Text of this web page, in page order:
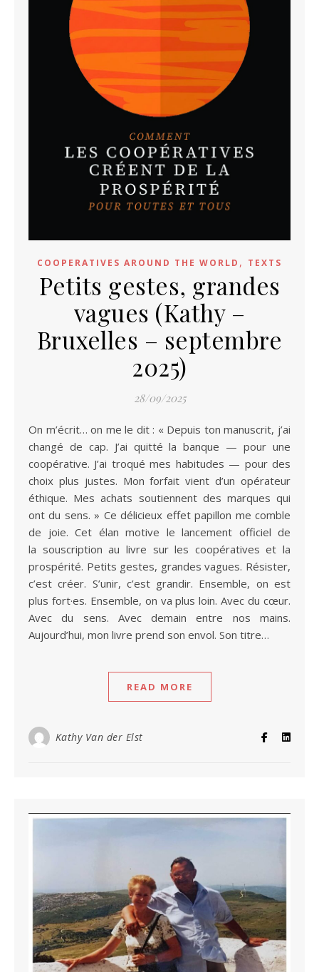
COOPERATIVES AROUND THE WORLD , TEXTS
Petits gestes, grandes
vagues (Kathy –
Bruxelles – septembre
2025)
28/09/2025
On m’écrit… on me le dit : « Depuis ton manuscrit, j’ai
changé de cap. J’ai quitté la banque — pour une
coopérative. J’ai troqué mes habitudes — pour des
choix plus justes. Mon forfait vient d’un opérateur
éthique. Mes achats soutiennent des marques qui
ont du sens. » Ce délicieux effet papillon me comble
de joie. Cet élan motive le lancement officiel de
la souscription au livre sur les coopératives et la
prospérité. Petits gestes, grandes vagues. Résister,
c’est créer. S’unir, c’est grandir. Ensemble, on est
plus fort·es. Ensemble, on va plus loin. Avec du cœur.
Avec du sens. Avec demain entre nos mains.
Aujourd’hui, mon livre prend son envol. Son titre…
READ MORE
Kathy Van der Elst